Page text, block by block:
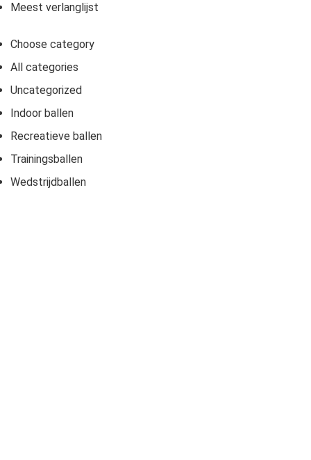
Meest verlanglijst
Choose category
All categories
Uncategorized
Indoor ballen
Recreatieve ballen
Trainingsballen
Wedstrijdballen